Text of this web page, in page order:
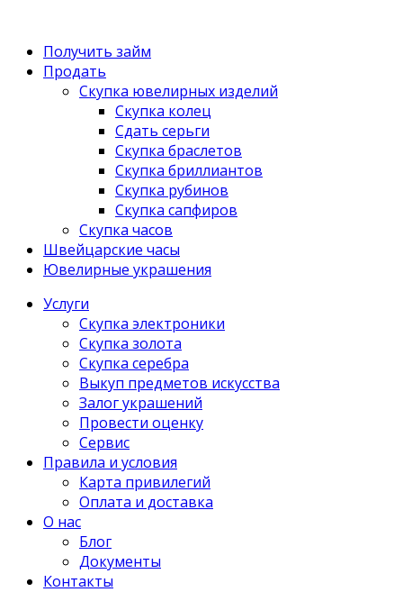
Получить займ
Продать
Скупка ювелирных изделий
Скупка колец
Сдать серьги
Скупка браслетов
Скупка бриллиантов
Скупка рубинов
Скупка сапфиров
Скупка часов
Швейцарские часы
Ювелирные украшения
Услуги
Скупка электроники
Скупка золота
Скупка серебра
Выкуп предметов искусства
Залог украшений
Провести оценку
Сервис
Правила и условия
Карта привилегий
Оплата и доставка
О нас
Блог
Документы
Контакты